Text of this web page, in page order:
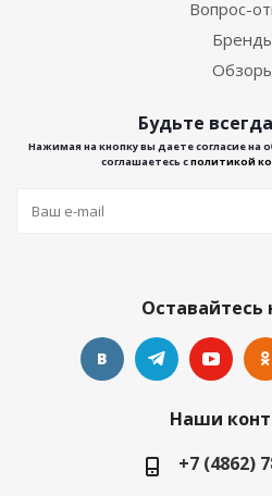
Вопрос-
Будьте
Нажимая на кнопку вы даете согласие на
соглашаетесь сполитикой
Оставайтесь
Наши
+7 (4862)